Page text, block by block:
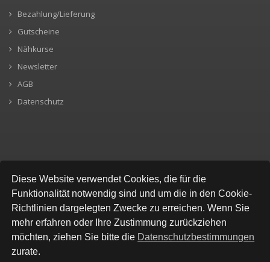
Diese Website verwendet Cookies, die für die
Funktionalität notwendig sind und um die in den Cookie-
Richtlinien dargelegten Zwecke zu erreichen. Wenn Sie
mehr erfahren oder Ihre Zustimmung zurückziehen
möchten, ziehen Sie bitte die Datenschutzbestimmungen
zurate.
Bezahlung/Lieferung
Gutscheine
Nähkurse
Newsletter
AGB
Datenschutz
SICHERE BEZAHLUNG